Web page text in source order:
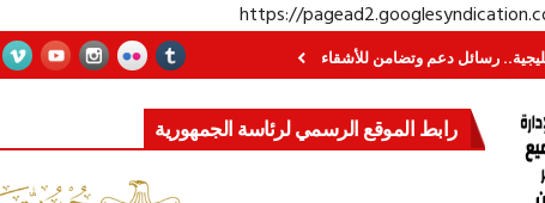
https://
دعم وتضامن للأشقاء جهاز مستقبل مصر نموذجا.. لماذا تُنشئ الدول كيانات
رابط الموقع الرسمي لرئاسة الجمهورية